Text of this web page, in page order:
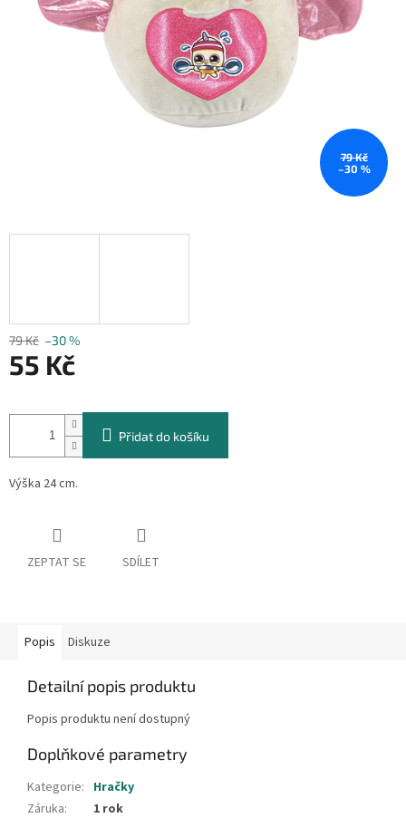
79 Kč
–30 %
79 Kč –30 %
55 Kč
cena:
Přidat do košíku
Výška 24 cm.
ZEPTAT SE SDÍLET
Popis Diskuze
Detailní popis produktu
Popis produktu není dostupný
Doplňkové parametry
Kategorie: Hračky
Záruka:
1 rok